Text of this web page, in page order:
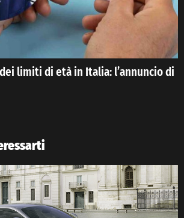
limiti di età in Italia: l’annuncio di